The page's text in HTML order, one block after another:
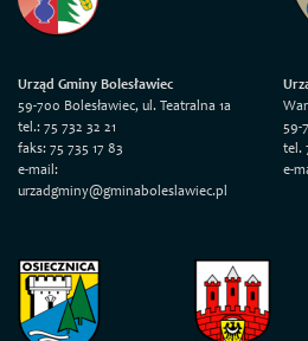
Urząd Gminy Bolesławiec
59-700 Bolesławiec, ul. Teatralna 1a
tel.: 75 732 32 21
faks: 75 735 17 83
e-mail:
urzadgminy@gminaboleslawiec.pl
59-
tel.
e-